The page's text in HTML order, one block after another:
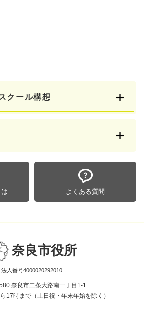
クール構想
よくある質問
奈良市役所
法人番号4000020292010
奈良市二条大路南一丁目1-1
17時まで（土日祝・年末年始を除く）